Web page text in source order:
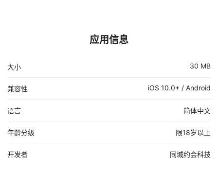
应用信息
大小 30 MB
兼容性 iOS 10.0+ / Android
语言 简体中文
年龄分级 限18岁以上
开发者 同城约会科技